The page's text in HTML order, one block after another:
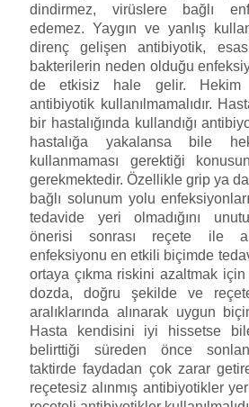
dindirmez, virüslere bağlı
edemez. Yaygın ve yanlış
direnç gelişen antibiyotik,
bakterilerin neden olduğu
de etkisiz hale gelir. Hekim
antibiyotik kullanılmamalıdır.
bir hastalığında kullandığı
hastalığa yakalansa bile
kullanmaması gerektiği
gerekmektedir. Özellikle grip ya
bağlı solunum yolu
tedavide yeri olmadığını
önerisi sonrası reçete ile
enfeksiyonu en etkili biçimde
ortaya çıkma riskini azaltmak
dozda, doğru şekilde ve
aralıklarında alınarak uygun
Hasta kendisini iyi hissetse
belirttiği süreden önce
taktirde faydadan çok zarar
reçetesiz alınmış antibiyotikler